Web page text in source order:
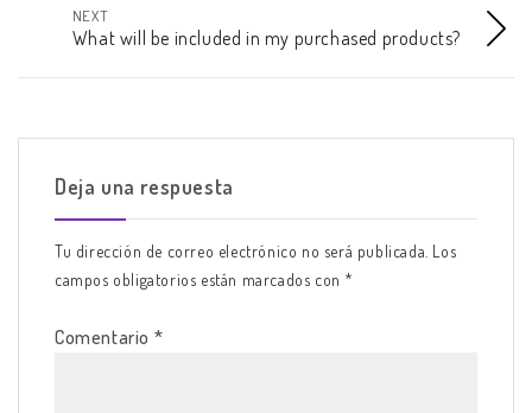
NEXT
What will be included in my purchased products?
Deja una respuesta
Tu dirección de correo electrónico no será publicada. Los
campos obligatorios están marcados con *
Comentario *